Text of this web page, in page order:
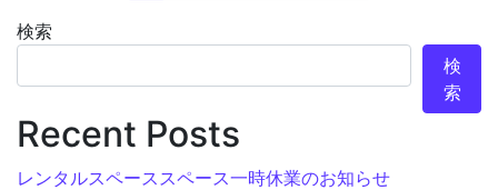
検索
検
索
Recent Posts
レンタルスペーススペース一時休業のお知らせ